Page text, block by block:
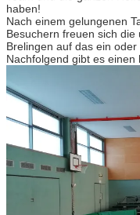
haben!
Nach einem gelungenen
Besuchern freuen sich
Brelingen auf das ein oder
Nachfolgend gibt es einen